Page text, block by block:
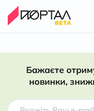
Бажаєте
новинки,